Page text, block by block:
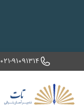
021-91091314